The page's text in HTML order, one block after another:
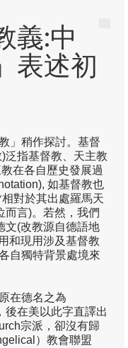
的「三位一
義:中
表述初
」稍作探討。基督
泛指基督教、天主教
在各自歷史發展過
如基督教也
對於其出處羅馬天
而言)。若然，我們
文(改教源自德語地
和現用涉及基督教
自獨特背景處境來
在德名之為
後在美以此字直譯出
宗派，卻沒有歸
）教會聯盟